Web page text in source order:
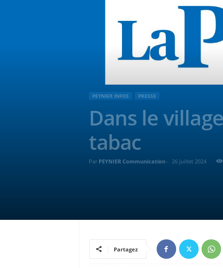
PEYNIER INFOS PRESSE
Dans le
tabac
Par PEYNIER Communication- 26 juillet 2024
Partagez